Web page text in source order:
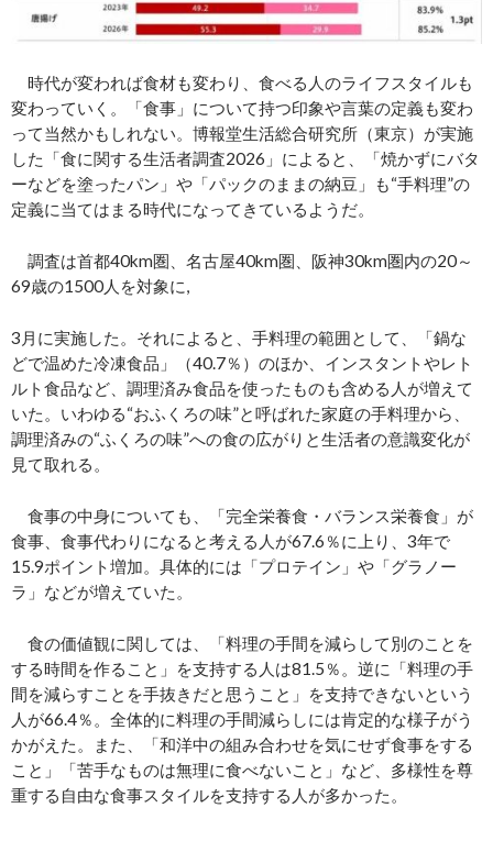
時代が変われば食材も変わり、食べる人のライフスタイルも
変わっていく。「食事」について持つ印象や言葉の定義も変わ
って当然かもしれない。博報堂生活総合研究所（東京）が実施
した「食に関する生活者調査2026」によると、「焼かずにバタ
ーなどを塗ったパン」や「パックのままの納豆」も“手料理”の
定義に当てはまる時代になってきているようだ。
調査は首都40km圏、名古屋40km圏、阪神30km圏内の20～
69歳の1500人を対象に,
3月に実施した。それによると、手料理の範囲として、「鍋な
どで温めた冷凍食品」（40.7％）のほか、インスタントやレト
ルト食品など、調理済み食品を使ったものも含める人が増えて
いた。いわゆる“おふくろの味”と呼ばれた家庭の手料理から、
調理済みの“ふくろの味”への食の広がりと生活者の意識変化が
見て取れる。
食事の中身についても、「完全栄養食・バランス栄養食」が
食事、食事代わりになると考える人が67.6％に上り、3年で
15.9ポイント増加。具体的には「プロテイン」や「グラノー
ラ」などが増えていた。
食の価値観に関しては、「料理の手間を減らして別のことを
する時間を作ること」を支持する人は81.5％。逆に「料理の手
間を減らすことを手抜きだと思うこと」を支持できないという
人が66.4％。全体的に料理の手間減らしには肯定的な様子がう
かがえた。また、「和洋中の組み合わせを気にせず食事をする
こと」「苦手なものは無理に食べないこと」など、多様性を尊
重する自由な食事スタイルを支持する人が多かった。